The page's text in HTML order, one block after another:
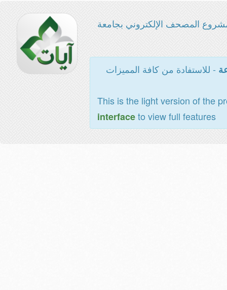
المصحف الإلكتروني بجامعة
- للاستفادة من كافة المميزات
This is the light version of the
interfaceto view full features